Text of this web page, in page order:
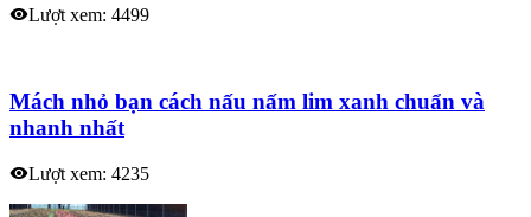
Lượt xem: 4499
Mách nhỏ bạn cách nấu nấm lim xanh chuẩn và
nhanh nhất
Lượt xem: 4235